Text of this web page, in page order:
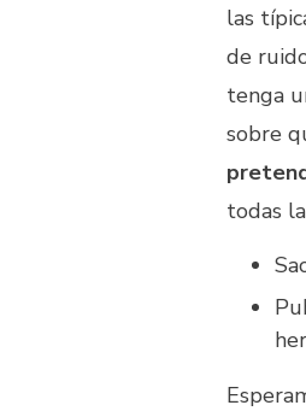
las
de
tenga
sobre
todas